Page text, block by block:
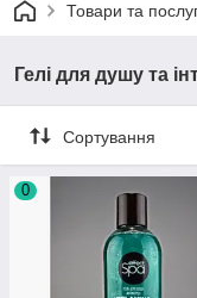
Товари та
Гелі для душу та
Сортування
0